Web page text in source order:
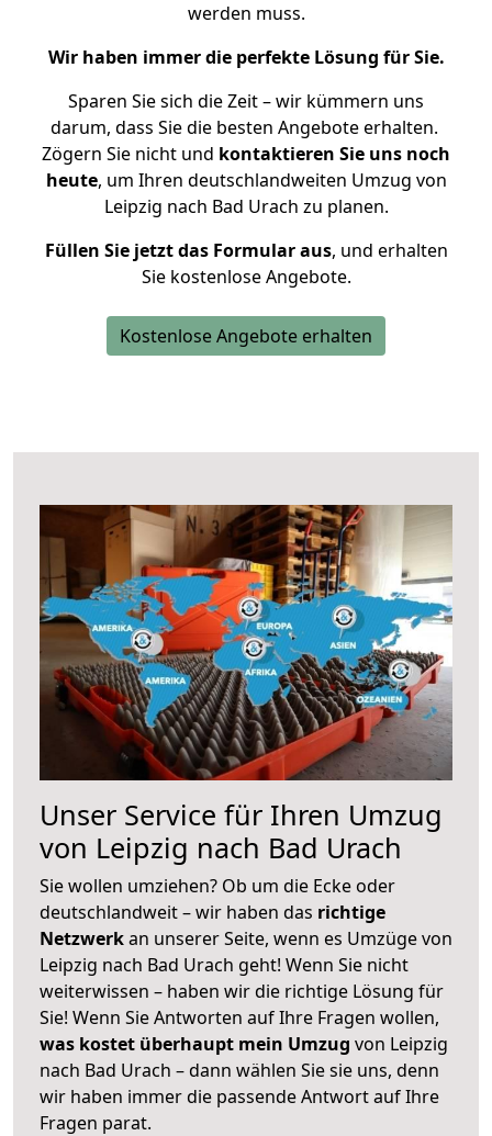
werden muss.
Wir haben immer die perfekte Lösung für Sie.
Sparen Sie sich die Zeit – wir kümmern uns
darum, dass Sie die besten Angebote erhalten.
Zögern Sie nicht und kontaktieren Sie uns noch
heute, um Ihren deutschlandweiten Umzug von
Leipzig nach Bad Urach zu planen.
Füllen Sie jetzt das Formular aus, und erhalten
Sie kostenlose Angebote.
Kostenlose Angebote erhalten
Unser Service für Ihren Umzug
von Leipzig nach Bad Urach
Sie wollen umziehen? Ob um die Ecke oder
deutschlandweit – wir haben das richtige
Netzwerkan unserer Seite, wenn es Umzüge von
Leipzig nach Bad Urach geht! Wenn Sie nicht
weiterwissen – haben wir die richtige Lösung für
Sie! Wenn Sie Antworten auf Ihre Fragen wollen,
was kostet überhaupt mein Umzug von Leipzig
nach Bad Urach – dann wählen Sie sie uns, denn
wir haben immer die passende Antwort auf Ihre
Fragen parat.